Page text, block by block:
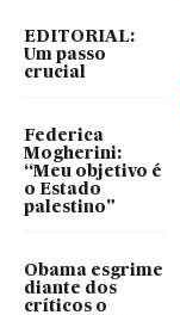
EDITORIAL:
Um passo
crucial
Federica
Mogherini:
“Meu objetivo é
o Estado
palestino"
Obama esgrime
diante dos
críticos o